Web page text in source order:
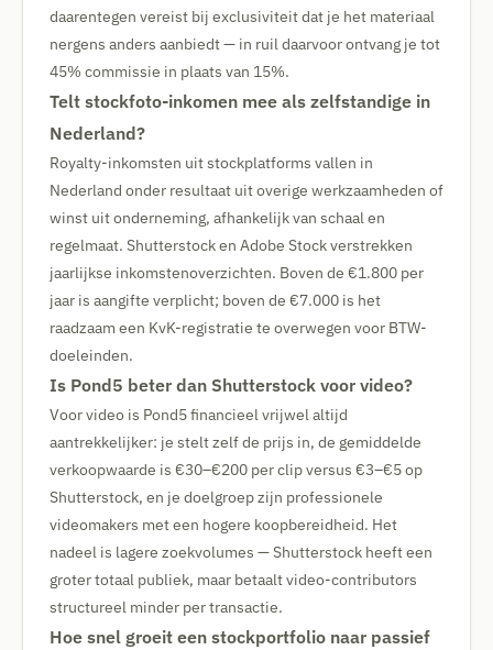
daarentegen vereist bij exclusiviteit dat je het materiaal
nergens anders aanbiedt — in ruil daarvoor ontvang je tot
45% commissie in plaats van 15%.
Telt stockfoto-inkomen mee als zelfstandige in
Nederland?
Royalty-inkomsten uit stockplatforms vallen in
Nederland onder resultaat uit overige werkzaamheden of
winst uit onderneming, afhankelijk van schaal en
regelmaat. Shutterstock en Adobe Stock verstrekken
jaarlijkse inkomstenoverzichten. Boven de €1.800 per
jaar is aangifte verplicht; boven de €7.000 is het
raadzaam een KvK-registratie te overwegen voor BTW-
doeleinden.
Is Pond5 beter dan Shutterstock voor video?
Voor video is Pond5 financieel vrijwel altijd
aantrekkelijker: je stelt zelf de prijs in, de gemiddelde
verkoopwaarde is €30–€200 per clip versus €3–€5 op
Shutterstock, en je doelgroep zijn professionele
videomakers met een hogere koopbereidheid. Het
nadeel is lagere zoekvolumes — Shutterstock heeft een
groter totaal publiek, maar betaalt video-contributors
structureel minder per transactie.
Hoe snel groeit een stockportfolio naar passief